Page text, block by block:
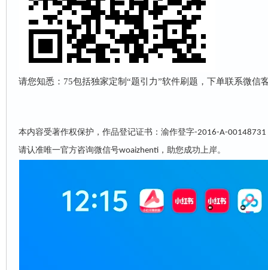
请您知悉：75包括独家定制“题引力”软件刷题，下单联系微信
本内容受著作权保护，作品登记证书：渝作登字-2016-A-00148731
请认准唯一官方咨询微信号woaizhenti ，助您成功上岸。